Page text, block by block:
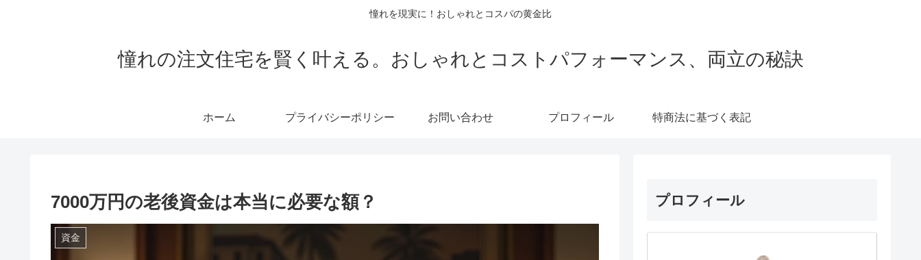
憧れを現実に！おしゃれとコスパの黄金比
憧れの注文住宅を賢く叶える。おしゃれとコストパフォーマンス、両立の秘訣
ホーム プライバシーポリシー お問い合わせ プロフィール 特商法に基づく表記
7000万円の老後資金は本当に必要な額？
資金
プロフィール